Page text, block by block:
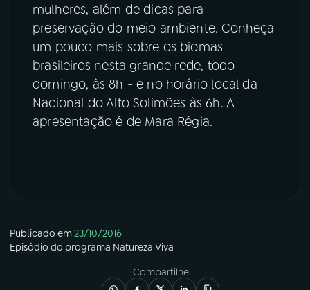
mulheres, além de dicas para
preservação do meio ambiente. Conheça
um pouco mais sobre os biomas
brasileiros nesta grande rede, todo
domingo, às 8h - e no horário local da
Nacional do Alto Solimões às 6h. A
apresentação é de Mara Régia.
Publicado em23/10/2016
Episódio do programa Natureza Viva
Compartilhe